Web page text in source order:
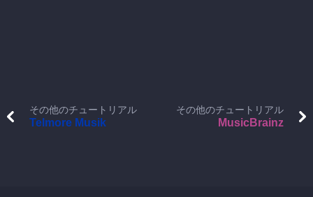
その他のチュートリアル
Telmore Musik
その他のチュートリアル
MusicBrainz